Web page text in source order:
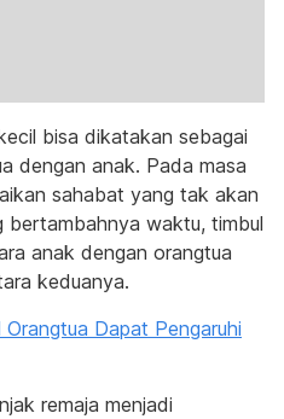
bisa dikatakan sebagai
dengan anak. Pada masa
sahabat yang tak akan
bertambahnya waktu, timbul
anak dengan orangtua
keduanya.
Dapat Pengaruhi
remaja menjadi